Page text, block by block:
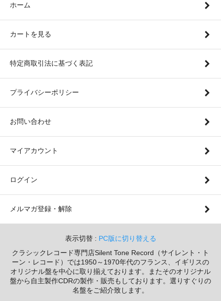
ホーム
カートを見る
特定商取引法に基づく表記
プライバシーポリシー
お問い合わせ
マイアカウント
ログイン
メルマガ登録・解除
表示切替 : PC版に切り替える
クラシックレコード専門店Silent Tone Record（サイレント・ト
ーン・レコード）では1950～1970年代のフランス、イギリスの
オリジナル盤を中心に取り揃えております。またそのオリジナル
盤から自主製作CDRの製作・販売もしております。選りすぐりの
名盤をご紹介致します。